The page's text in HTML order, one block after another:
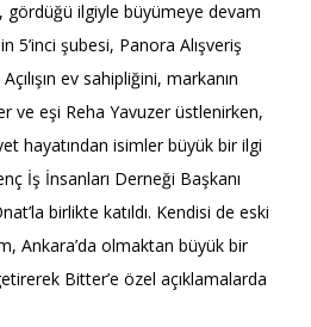
gördüğü ilgiyle büyümeye devam
5’inci şubesi, Panora Alışveriş
ev sahipliğini, markanın
ve eşi Reha Yavuzer üstlenirken,
hayatından isimler büyük bir ilgi
İş İnsanları Derneği Başkanı
birlikte katıldı. Kendisi de eski
Ankara’da olmaktan büyük bir
Bitter’e özel açıklamalarda